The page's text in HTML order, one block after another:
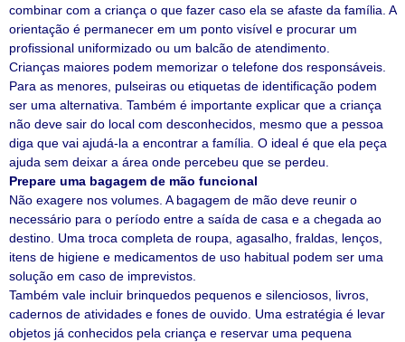
combinar com a criança o que fazer caso ela se afaste da família. A
orientação é permanecer em um ponto visível e procurar um
profissional uniformizado ou um balcão de atendimento.
Crianças maiores podem memorizar o telefone dos responsáveis.
Para as menores, pulseiras ou etiquetas de identificação podem
ser uma alternativa. Também é importante explicar que a criança
não deve sair do local com desconhecidos, mesmo que a pessoa
diga que vai ajudá-la a encontrar a família. O ideal é que ela peça
ajuda sem deixar a área onde percebeu que se perdeu.
Prepare uma bagagem de mão funcional
Não exagere nos volumes. A bagagem de mão deve reunir o
necessário para o período entre a saída de casa e a chegada ao
destino. Uma troca completa de roupa, agasalho, fraldas, lenços,
itens de higiene e medicamentos de uso habitual podem ser uma
solução em caso de imprevistos.
Também vale incluir brinquedos pequenos e silenciosos, livros,
cadernos de atividades e fones de ouvido. Uma estratégia é levar
objetos já conhecidos pela criança e reservar uma pequena